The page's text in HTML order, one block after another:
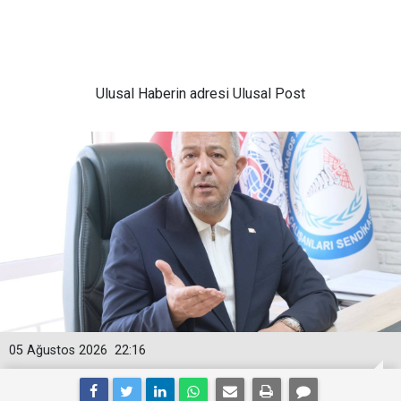
Ulusal Haberin adresi Ulusal Post
22:16
05 Ağustos 2026